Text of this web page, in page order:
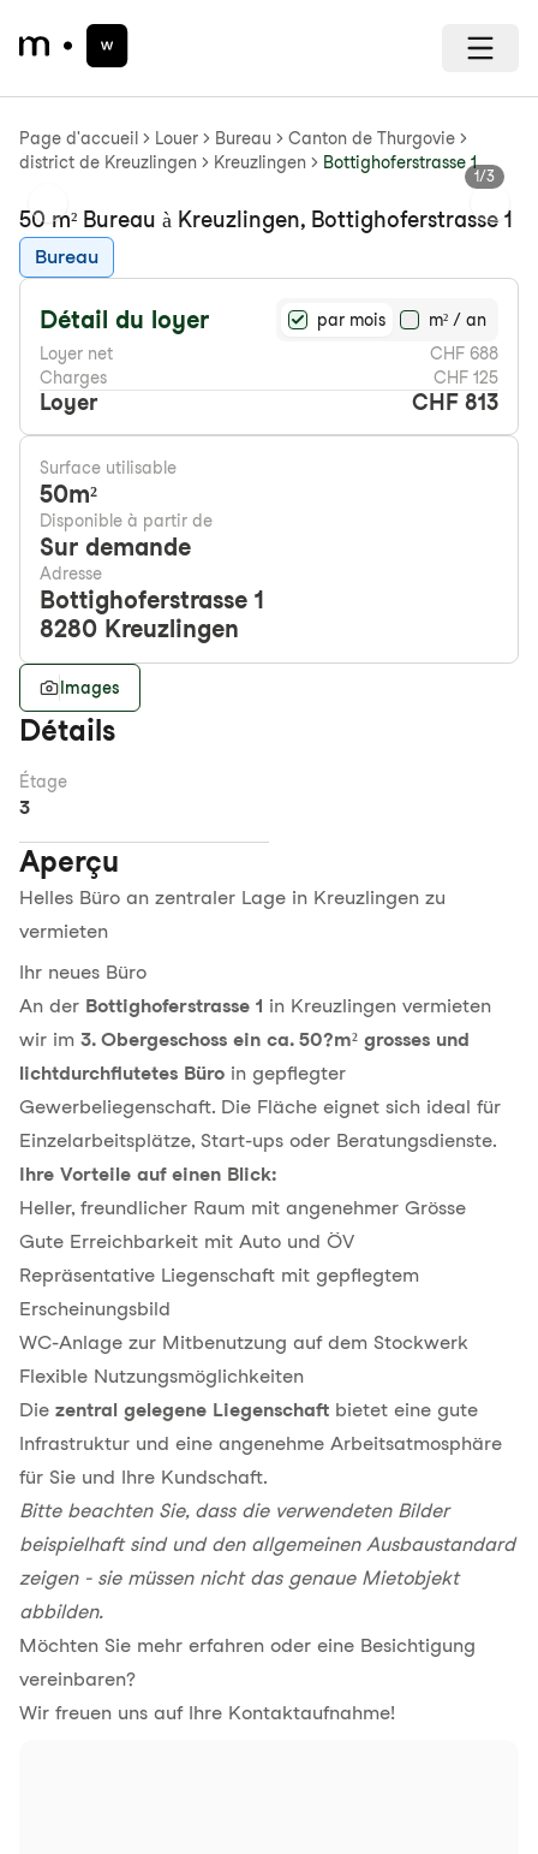
Page d'accueil Louer Bureau
Canton de Thurgovie
district de Kreuzlingen
Kreuzlingen Bottighoferstrasse 1
Previous slide Next
1/3
50 m² Bureau à Kreuzlingen, Bottighoferstrasse 1
Bureau
Détail du loyer par mois
m² / an
Loyer net
CHF 688
Charges
CHF 125
Loyer CHF 813
Surface utilisable
50m²
Disponible à partir de
Sur demande
Adresse
Bottighoferstrasse 1
8280 Kreuzlingen
Images
Détails
Étage
3
Aperçu
Helles Büro an zentraler Lage in Kreuzlingen zu
vermieten
Ihr neues Büro
An der Bottighoferstrasse 1 in Kreuzlingen vermieten
wir im 3. Obergeschoss ein ca. 50?m² grosses und
lichtdurchflutetes Büro in gepflegter
Gewerbeliegenschaft. Die Fläche eignet sich ideal für
Einzelarbeitsplätze, Start-ups oder Beratungsdienste.
Ihre Vorteile auf einen Blick:
Heller, freundlicher Raum mit angenehmer Grösse
Gute Erreichbarkeit mit Auto und ÖV
Repräsentative Liegenschaft mit gepflegtem
Erscheinungsbild
WC-Anlage zur Mitbenutzung auf dem Stockwerk
Flexible Nutzungsmöglichkeiten
Die zentral gelegene Liegenschaft bietet eine gute
Infrastruktur und eine angenehme Arbeitsatmosphäre
für Sie und Ihre Kundschaft.
Bitte beachten Sie, dass die verwendeten Bilder
beispielhaft sind und den allgemeinen Ausbaustandard
zeigen - sie müssen nicht das genaue Mietobjekt
abbilden.
Möchten Sie mehr erfahren oder eine Besichtigung
vereinbaren?
Wir freuen uns auf Ihre Kontaktaufnahme!